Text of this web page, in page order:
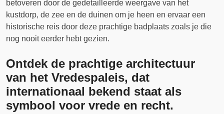
betoveren door de gedetailleerde weergave van het
kustdorp, de zee en de duinen om je heen en ervaar een
historische reis door deze prachtige badplaats zoals je die
nog nooit eerder hebt gezien.
Ontdek de prachtige architectuur
van het Vredespaleis, dat
internationaal bekend staat als
symbool voor vrede en recht.